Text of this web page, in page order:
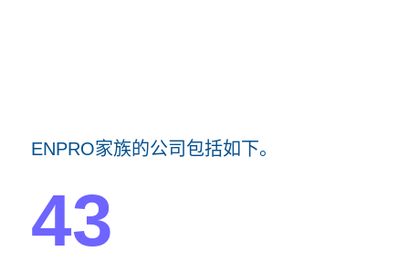
ENPRO家族的公司包括如下。
43